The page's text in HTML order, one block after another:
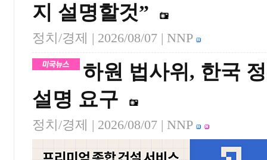
지 설명할것”
정치/경제 | 2026/08/07 | NNP
하원 법사위, 한국
설명 요구
정치/경제 | 2026/08/07 | NNP